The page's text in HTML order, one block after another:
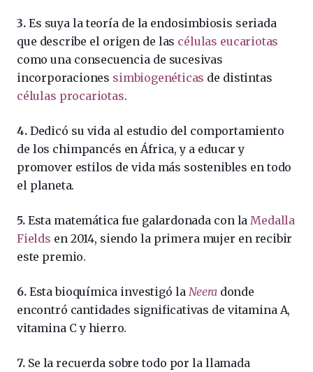
3.Es suya la teoría de la endosimbiosis seriada
que describe el origen de las células eucariotas
como una consecuencia de sucesivas
incorporaciones simbiogenéticas de distintas
células procariotas.
4.Dedicó su vida al estudio del comportamiento
de los chimpancés en África, y a educar y
promover estilos de vida más sostenibles en todo
el planeta.
5.Esta matemática fue galardonada con la Medalla
Fields en 2014, siendo la primera mujer en recibir
este premio.
6.Esta bioquímica investigó la Neeradonde
encontró cantidades significativas de vitamina A,
vitamina C y hierro.
7.Se la recuerda sobre todo por la llamada